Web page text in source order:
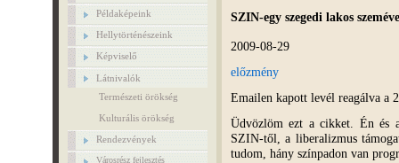
Példaképeink
Hellytörténészeink
Képviselő
Látnivalók
Természeti örökség
Kulturális örökség
Rendezvények
Városrész fejlesztés
SZIN-egy szegedi lakos
2009-08-29
előzmény
Emailen kapott levél reagálva a
Üdvözlöm ezt a cikket. Én és
SZIN-től, a liberalizmus
tudom, hány színpadon van